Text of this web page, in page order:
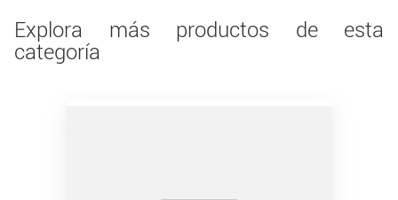
Explora más productos de esta
categoría